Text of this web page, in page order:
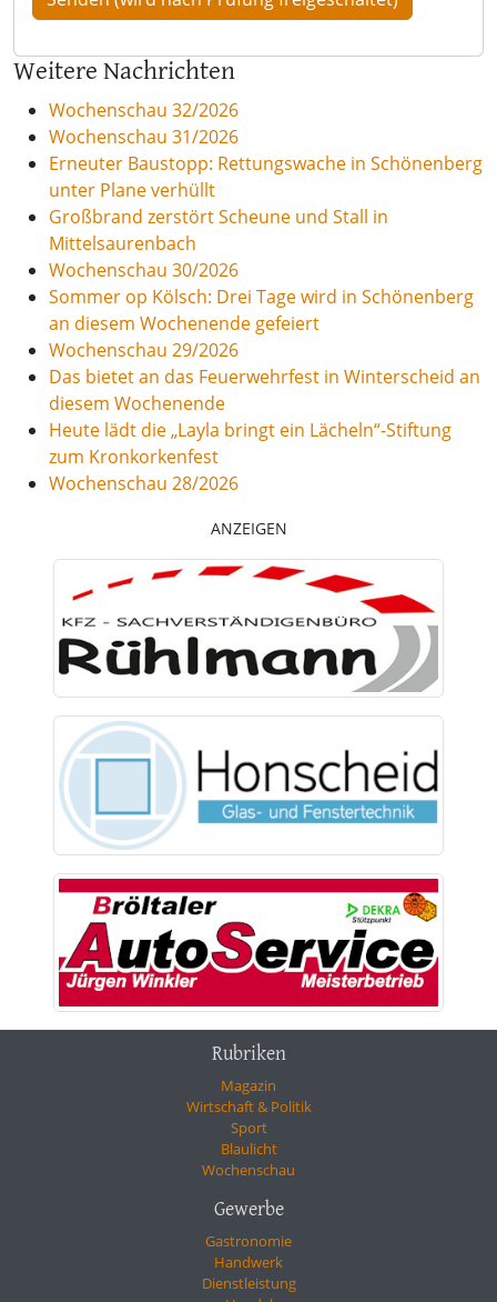
Weitere Nachrichten
Wochenschau 32/2026
Wochenschau 31/2026
Erneuter Baustopp: Rettungswache in Schönenberg
unter Plane verhüllt
Großbrand zerstört Scheune und Stall in
Mittelsaurenbach
Wochenschau 30/2026
Sommer op Kölsch: Drei Tage wird in Schönenberg
an diesem Wochenende gefeiert
Wochenschau 29/2026
Das bietet an das Feuerwehrfest in Winterscheid an
diesem Wochenende
Heute lädt die „Layla bringt ein Lächeln“-Stiftung
zum Kronkorkenfest
Wochenschau 28/2026
ANZEIGEN
Rubriken
Magazin
Wirtschaft & Politik
Sport
Blaulicht
Wochenschau
Gewerbe
Gastronomie
Handwerk
Dienstleistung